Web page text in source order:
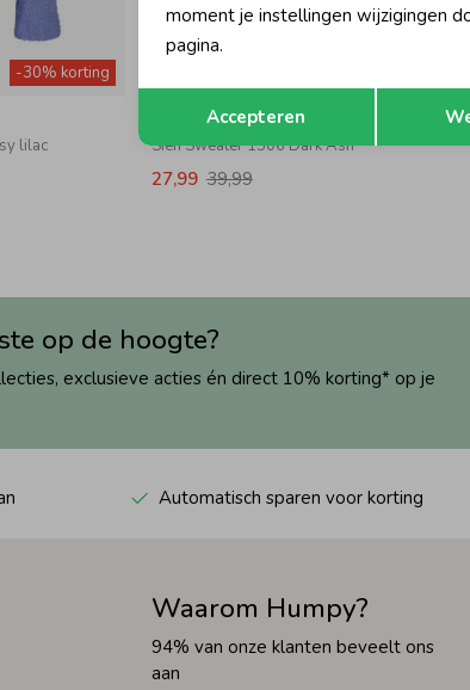
-30% korting
lilac
Raizzed
Sien Sweater 1306 Dark Ash
27,99 39,99
op de hoogte?
exclusieve acties én direct 10% korting* op je
Automatisch sparen voor korting
Waarom Humpy?
94% van onze klanten beveelt ons
aan
Terug
moment je instellingen wijzigingen
pagina.
Accepteren